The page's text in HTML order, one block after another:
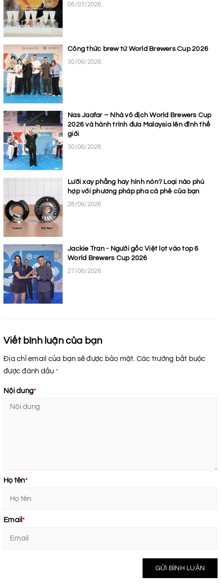
06/07/2026
Công thức brew từ World Brewers Cup 2026
30/06/2026
Nas Jaafar – Nhà vô địch World Brewers Cup
2026 và hành trình đưa Malaysia lên đỉnh thế
giới
30/06/2026
Lưỡi xay phẳng hay hình nón? Loại nào phù
hợp với phương pháp pha cà phê của bạn
28/06/2026
Jackie Tran - Người gốc Việt lọt vào top 6
World Brewers Cup 2026
27/06/2026
Viết bình luận của bạn
Địa chỉ email của bạn sẽ được bảo mật. Các trường bắt buộc
được đánh dấu *
Nội dung*
Họ tên*
Email*
GỬI BÌNH LUẬN